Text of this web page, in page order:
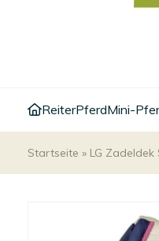
ReiterPferdMini-
Startseite » LG